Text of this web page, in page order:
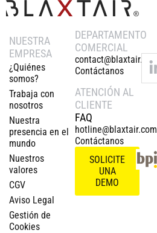
NUESTRA
EMPRESA
¿Quiénes
somos?
Trabaja con
nosotros
Nuestra
presencia en el
mundo
Nuestros
valores
CGV
Aviso Legal
Gestión de
Cookies
DEPARTAMENTO
COMERCIAL
contact@blaxtair.com
Contáctanos
ATENCIÓN AL
CLIENTE
FAQ
hotline@blaxtair.com
Contáctanos
SOLICITE
UNA
DEMO